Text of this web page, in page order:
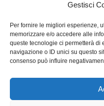
Gestisci
Per fornire le migliori esperienze,
memorizzare e/o accedere alle
queste tecnologie ci permetterà di
navigazione o ID unici su questo
consenso può influire
Cerca